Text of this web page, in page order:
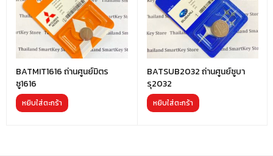
BATMIT1616 ถ่านศูนย์มิตร
ซู1616
หยิบใส่ตะกร้า
BATSUB2032 ถ่านศูนย์ซูบา
รุ2032
หยิบใส่ตะกร้า